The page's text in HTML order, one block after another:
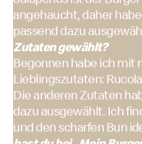
angehaucht, daher
passend dazu
Zutaten gewählt?
Begonnen habe ich mit
Lieblingszutaten:
Die anderen Zutaten
dazu ausgewählt. Ich
und den scharfen Bun